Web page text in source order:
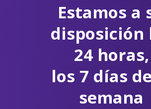
Estamos a
disposición
24 horas,
los 7 días
semana